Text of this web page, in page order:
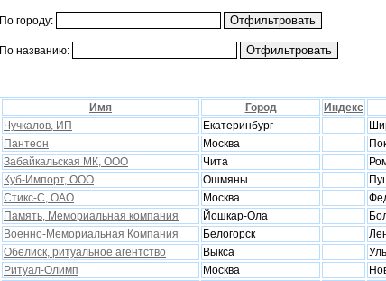
По городу:
По названию:
Имя Город Индекс
Чучкалов, ИП
Екатеринбург
Пантеон
Москва
Забайкальская МК, ООО
Чита
Куб-Импорт, ООО
Ошмяны
Стикс-С, ОАО
Москва
Память, Мемориальная компания
Йошкар-Ола
Военно-Мемориальная Компания
Белогорск
Обелиск, ритуальное агентство
Выкса
Ритуал-Олимп
Москва